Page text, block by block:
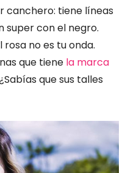
canchero: tiene líneas
super con el negro.
rosa no es tu onda.
que tiene la marca
que sus talles